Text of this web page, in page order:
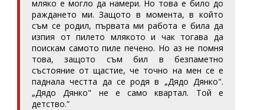
мляко е могло да намери. Но това е било до
раждането ми. Защото в момента, в който
съм се родил, първата ми работа е била да
изпия от пилето млякото и чак тогава да
поискам самото пиле печено. Но аз не помня
това, защото съм бил в безпаметно
състояние от щастие, че точно на мен се е
паднала честта да се родя в „Дядо Дянко".
„Дядо Дянко" не е само квартал. Той е
детство.”